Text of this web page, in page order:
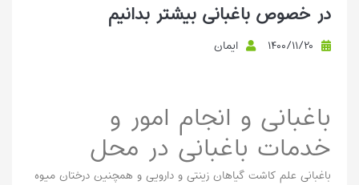
در خصوص باغبانی بیشتر بدانیم
۱۴۰۰/۱۱/۲۰ ایمان
باغبانی و انجام امور و
خدمات باغبانی در محل
باغبانی علم کاشت گیاهان زینتی و دارویی و همچنین درختان میوه